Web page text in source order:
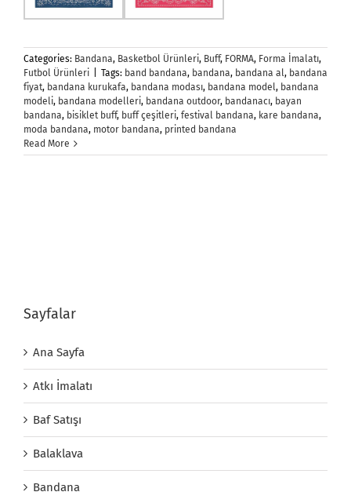
Categories: Bandana, Basketbol Ürünleri, Buff, FORMA, Forma İmalatı,
Futbol Ürünleri
Tags: band bandana, bandana, bandana al, bandana
fiyat, bandana kurukafa, bandana modası, bandana model, bandana
modeli, bandana modelleri, bandana outdoor, bandanacı, bayan
bandana, bisiklet buff, buff çeşitleri, festival bandana, kare bandana,
moda bandana, motor bandana, printed bandana
Read More
Sayfalar
Ana Sayfa
Atkı İmalatı
Baf Satışı
Balaklava
Bandana